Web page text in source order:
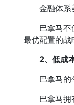
金融体系美
巴拿马不仅
最优配置的战
2、 低成
巴拿马的生
巴拿马拥有